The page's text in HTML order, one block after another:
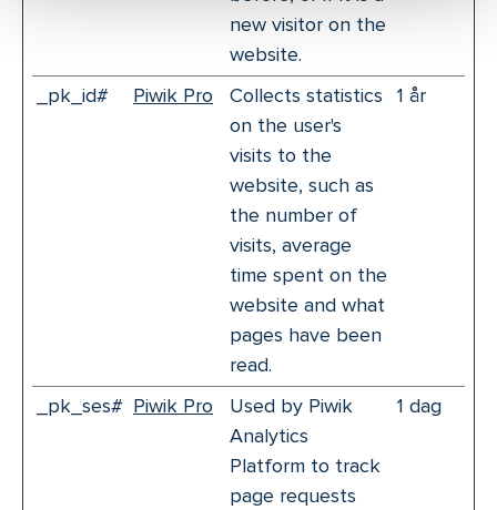
new visitor on the
website.
_pk_id# Piwik Pro
Collects statistics
on the user's
visits to the
website, such as
the number of
visits, average
time spent on the
website and what
pages have been
read.
1 år
_pk_ses# Piwik Pro
Used by Piwik
Analytics
Platform to track
page requests
1 dag